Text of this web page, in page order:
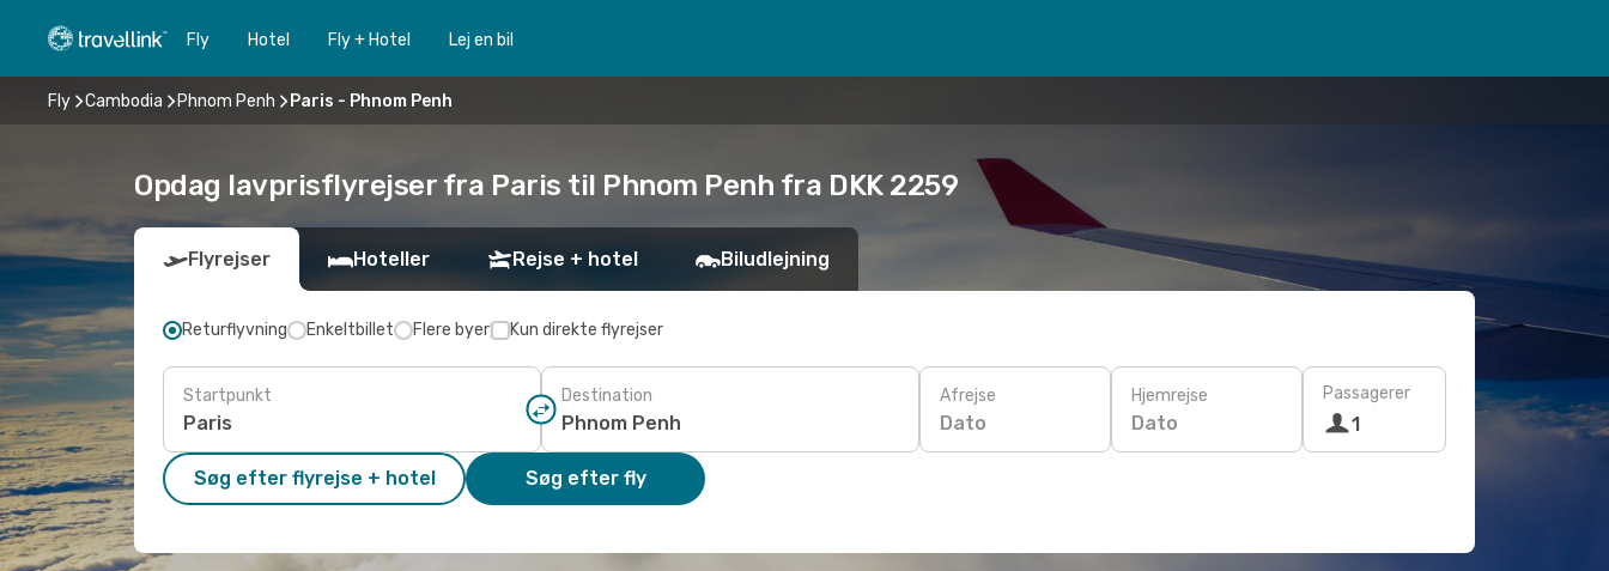
Fly Hotel Fly + Hotel Lej en bil
Fly Cambodia Phnom Penh Paris - Phnom Penh
Opdag lavprisflyrejser fra Paris til Phnom Penh fra DKK 2259
Flyrejser Hoteller Rejse + hotel Biludlejning
Returflyvning Enkeltbillet Flere byer Kun direkte flyrejser
Startpunkt Destination Afrejse
Dato
Hjemrejse
Dato
Passagerer
1
Søg efter flyrejse + hotel Søg efter fly